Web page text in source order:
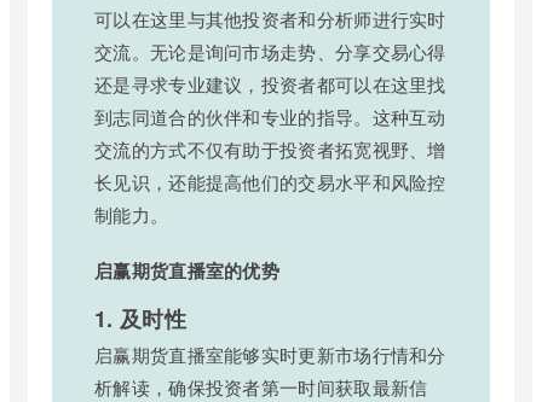
可以在这里与其他投资者和分析师进行实时
交流。无论是询问市场走势、分享交易心得
还是寻求专业建议，投资者都可以在这里找
到志同道合的伙伴和专业的指导。这种互动
交流的方式不仅有助于投资者拓宽视野、增
长见识，还能提高他们的交易水平和风险控
制能力。
启赢期货直播室的优势
1. 及时性
启赢期货直播室能够实时更新市场行情和分
析解读，确保投资者第一时间获取最新信